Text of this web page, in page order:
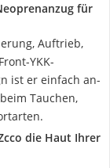
für
Auftrieb,
YKK-
ist er einfach an-
Tauchen,
die Haut Ihrer